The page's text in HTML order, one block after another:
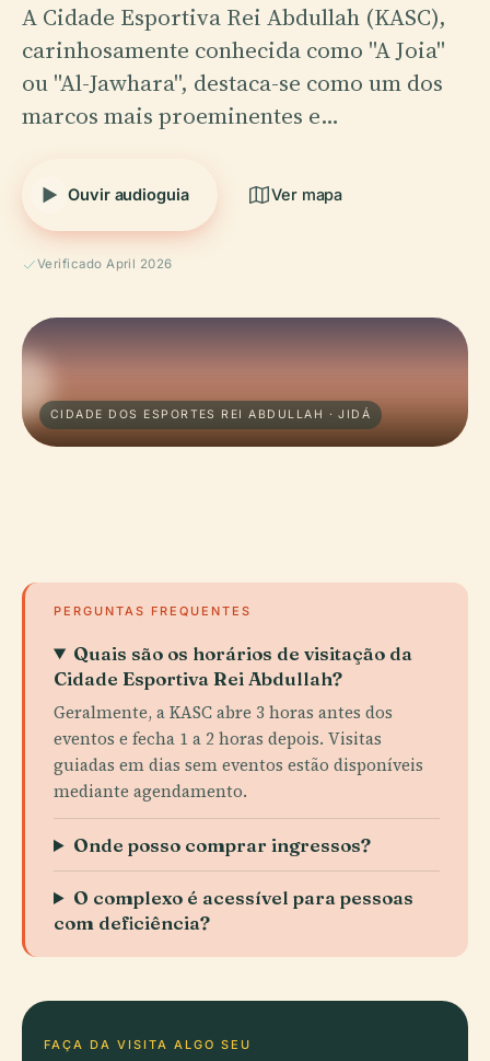
A Cidade Esportiva Rei Abdullah (KASC),
carinhosamente conhecida como "A Joia"
ou "Al-Jawhara", destaca-se como um dos
marcos mais proeminentes e…
Ouvir audioguia Ver mapa
Verificado April 2026
CIDADE DOS ESPORTES REI ABDULLAH · JIDÁ
PERGUNTAS FREQUENTES
Quais são os horários de visitação da
Cidade Esportiva Rei Abdullah?
Geralmente, a KASC abre 3 horas antes dos
eventos e fecha 1 a 2 horas depois. Visitas
guiadas em dias sem eventos estão disponíveis
mediante agendamento.
Onde posso comprar ingressos?
O complexo é acessível para pessoas
com deficiência?
FAÇA DA VISITA ALGO SEU